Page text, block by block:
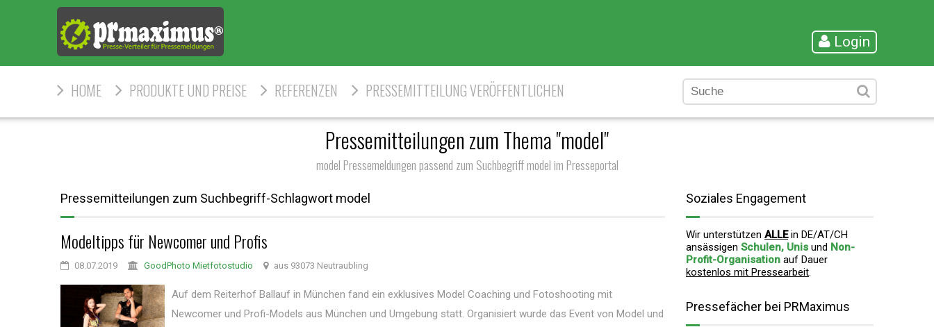
Login
HOME PRODUKTE UND PREISE REFERENZEN PRESSEMITTEILUNG VERÖFFENTLICHEN
Pressemitteilungen zum Thema "model"
model Pressemeldungen passend zum Suchbegriff model im Presseportal
Pressemitteilungen zum Suchbegriff-Schlagwort model
Modeltipps für Newcomer und Profis
08.07.2019 GoodPhoto Mietfotostudio aus 93073 Neutraubling
Auf dem Reiterhof Ballauf in München fand ein exklusives Model Coaching und Fotoshooting mit
Newcomer und Profi-Models aus München und Umgebung statt. Organisiert wurde das Event von Model und
Soziales Engagement
Wir unterstützen ALLEin DE/AT/CH
ansässigen Schulen, Unis und Non-
Profit-Organisation auf Dauer
kostenlos mit Pressearbeit.
Pressefächer bei PRMaximus